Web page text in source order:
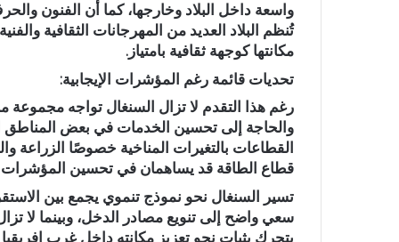
واسعة داخل البلاد وخارجها، كما أن الفنون
تُنظم البلاد العديد من المهرجانات الثقافية
مكانتها كوجهة ثقافية بامتياز.
تحديات قائمة رغم المؤشرات الإيجابية:
رغم هذا التقدم لا تزال السنغال تواجه مجموعة
والحاجة إلى تحسين الخدمات في بعض المناطق
القطاعات بالتغيرات المناخية خصوصًا الزراعة
قطاع الطاقة قد يساهمان في تحسين المؤشرات
تسير السنغال نحو نموذج تنموي يجمع بين
سعي واضح إلى تنويع مصادر الدخل، وبينما لا
يتحرك بثبات نحو تعزيز مكانته داخل غرب